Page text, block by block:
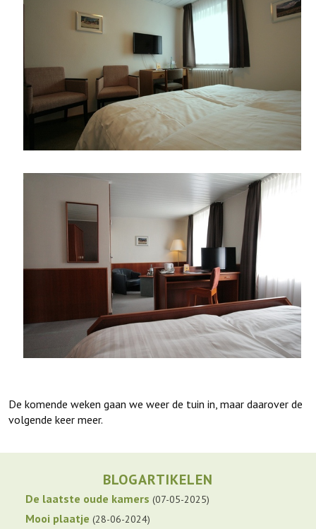
De komende weken gaan we weer de tuin in, maar daarover de
volgende keer meer.
BLOGARTIKELEN
De laatste oude kamers 07-05-2025
Mooi plaatje 28-06-2024